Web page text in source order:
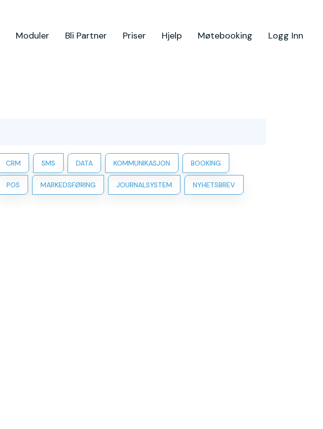
Moduler Bli Partner Priser Hjelp Møtebooking Logg Inn
CRM SMS DATA KOMMUNIKASJON BOOKING
POS MARKEDSFØRING JOURNALSYSTEM NYHETSBREV